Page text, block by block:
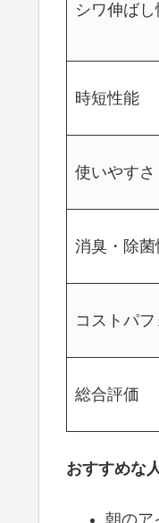
シワ伸ば
時短性能
使いやすさ
消臭・除菌
コストパ
総合評価
おすすめな